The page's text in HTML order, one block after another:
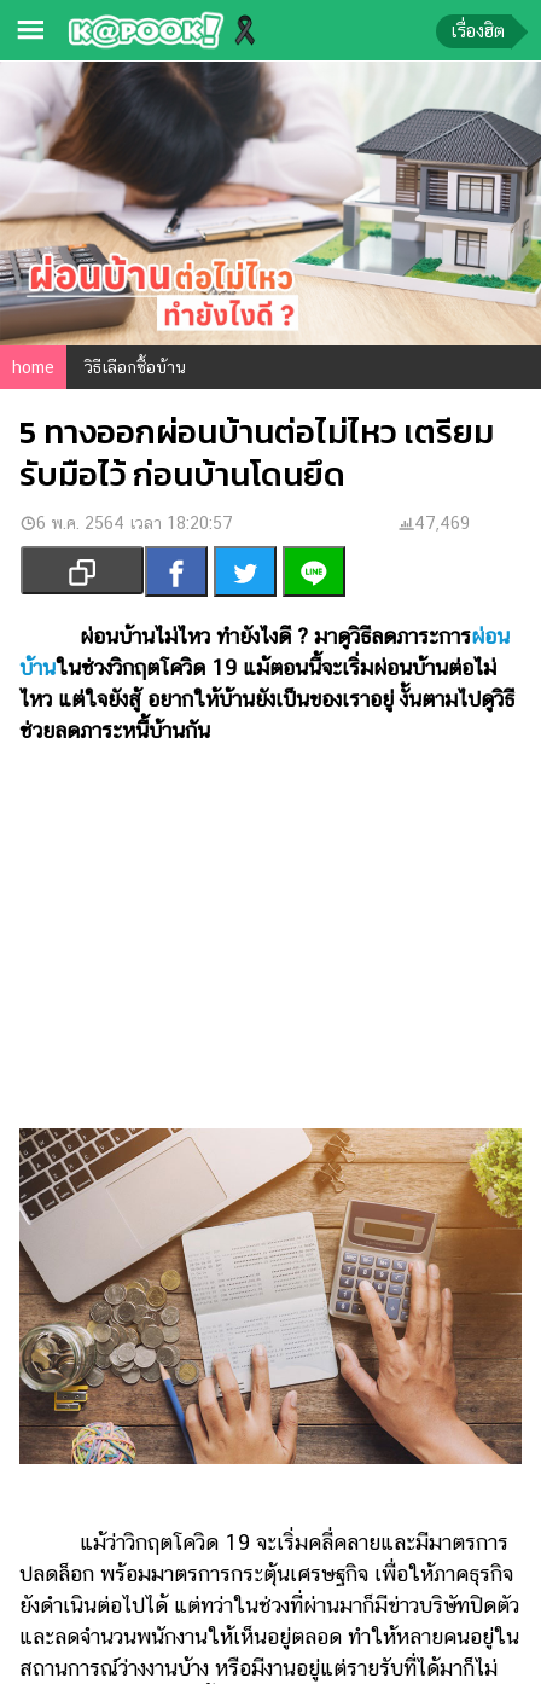
ข่าว-
ความ
รู้
ข่าว
ข่าว
บันเทิง
ตรวจ
หวย
ผล
บอล
สด
การ
เงิน
การ
บันเทิง
รูปภาพ
ดูด
วง
ผู้
ผู้ชาย
สุขภาพ
ท่อง
เที่ยว
สูตร
ช้อป
ปิ้ง
รถยนต์
เรื่องฮิต
home วิธีเลือกซื้อบ้าน
5 ทางออกผ่อนบ้านต่อไม่ไหว เตรียม
รับมือไว้ ก่อนบ้านโดนยึด
6 พ.ค. 2564 เวลา 18:20:57 47,469
ผ่อนบ้านไม่ไหว ทำยังไงดี ? มาดูวิธีลดภาระการผ่อน
บ้านในช่วงวิกฤตโควิด 19 แม้ตอนนี้จะเริ่มผ่อนบ้านต่อไม่
ไหว แต่ใจยังสู้ อยากให้บ้านยังเป็นของเราอยู่ งั้นตามไปดูวิธี
ช่วยลดภาระหนี้บ้านกัน
แม้ว่าวิกฤตโควิด 19 จะเริ่มคลี่คลายและมีมาตรการ
ปลดล็อก พร้อมมาตรการกระตุ้นเศรษฐกิจ เพื่อให้ภาคธุรกิจ
ยังดำเนินต่อไปได้ แต่ทว่าในช่วงที่ผ่านมาก็มีข่าวบริษัทปิดตัว
และลดจำนวนพนักงานให้เห็นอยู่ตลอด ทำให้หลายคนอยู่ใน
สถานการณ์ว่างงานบ้าง หรือมีงานอยู่แต่รายรับที่ได้มาก็ไม่